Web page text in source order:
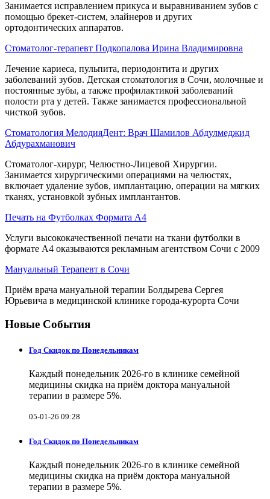
Занимается исправлением прикуса и выравниванием зубов с
помощью брекет-систем, элайнеров и других
ортодонтических аппаратов.
Стоматолог-терапевт Подкопалова Ирина Владимировна
Лечение кариеса, пульпита, периодонтита и других
заболеваний зубов. Детская стоматология в Сочи, молочные и
постоянные зубы, а также профилактикой заболеваний
полости рта у детей. Также занимается профессиональной
чисткой зубов.
Стоматология МелодияДент: Врач Шамилов Абдулмеджид
Абдурахманович
Стоматолог-хирург, Челюстно-Лицевой Хирургии.
Занимается хирургическими операциями на челюстях,
включает удаление зубов, имплантацию, операции на мягких
тканях, установкой зубных имплантантов.
Печать на Футболках Формата А4
Услуги высококачественной печати на ткани футболки в
формате А4 оказываются рекламным агентством Сочи с 2009
Мануальный Терапевт в Сочи
Приём врача мануальной терапии Болдырева Сергея
Юрьевича в медицинской клинике города-курорта Сочи
Новые События
Год Скидок по Понедельникам
Каждый понедельник 2026-го в клинике семейной
медицины скидка на приём доктора мануальной
терапии в размере 5%.
05-01-26 09:28
Год Скидок по Понедельникам
Каждый понедельник 2026-го в клинике семейной
медицины скидка на приём доктора мануальной
терапии в размере 5%.